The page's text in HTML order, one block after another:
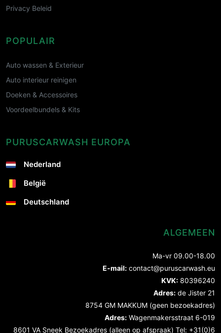
Privacy Beleid
POPULAIR
Auto wassen & Exterieur
Auto interieur reinigen
Doeken & Accessoires
Voordeelbundels & Kits
PURUSCARWASH EUROPA
Nederland
België
Deutschland
ALGEMEEN
Ma-vr 09.00-18.00
E-mail: contact@puruscarwash.eu
KVK: 80396240
Adres: de Jister 21
8754 GM MAKKUM (geen bezoekadres)
Adres: Wagenmakersstraat 6-019
8601 VA Sneek Bezoekadres (alleen op afspraak) Tel: +31(0)6